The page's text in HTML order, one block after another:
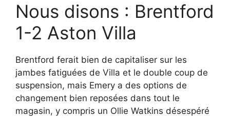
Nous disons : Brentford
1-2 Aston Villa
Brentford ferait bien de capitaliser sur les
jambes fatiguées de Villa et le double coup de
suspension, mais Emery a des options de
changement bien reposées dans tout le
magasin, y compris un Ollie Watkins désespéré